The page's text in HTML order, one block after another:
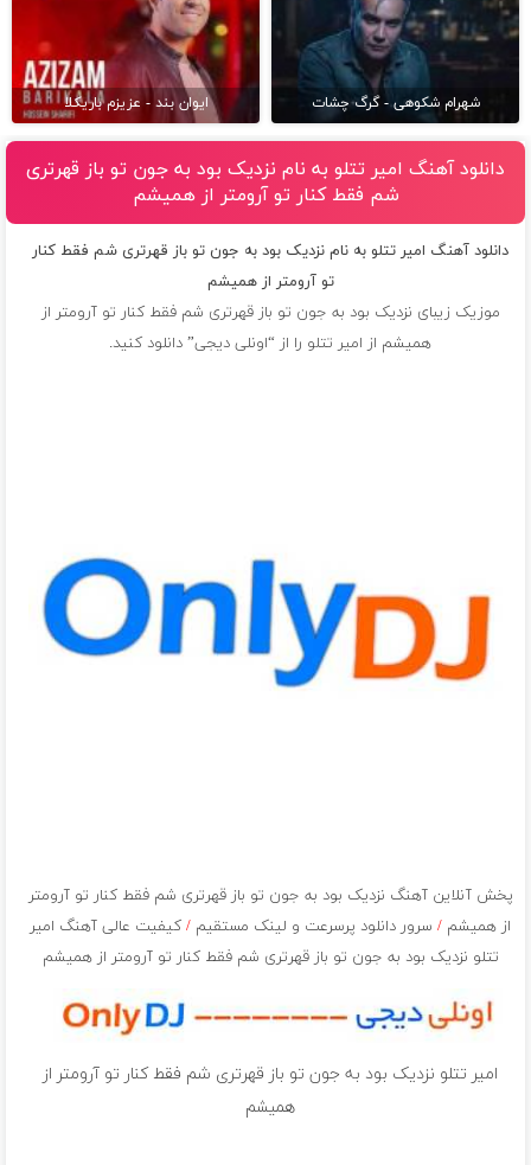
شهرام شکوهی - گرگ چشات ایوان بند - عزیزم باریکلا
دانلود آهنگ امیر تتلو به نام نزدیک بود به جون تو باز قهرتری
شم فقط کنار تو آرومتر از همیشم
دانلود آهنگ امیر تتلو به نام نزدیک بود به جون تو باز قهرتری شم فقط کنار
تو آرومتر از همیشم
موزیک زیبای نزدیک بود به جون تو باز قهرتری شم فقط کنار تو آرومتر از
همیشم از امیر تتلو را از “اونلی دیجی” دانلود کنید.
پخش آنلاین آهنگ نزدیک بود به جون تو باز قهرتری شم فقط کنار تو آرومتر
از همیشم /سرور دانلود پرسرعت و لینک مستقیم /کیفیت عالی آهنگ امیر
تتلو نزدیک بود به جون تو باز قهرتری شم فقط کنار تو آرومتر از همیشم
امیر تتلو نزدیک بود به جون تو باز قهرتری شم فقط کنار تو آرومتر از
همیشم